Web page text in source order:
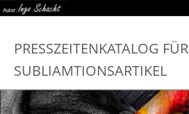
PRESSZEITENKATALOG FÜR
SUBLIAMTIONSARTIKEL